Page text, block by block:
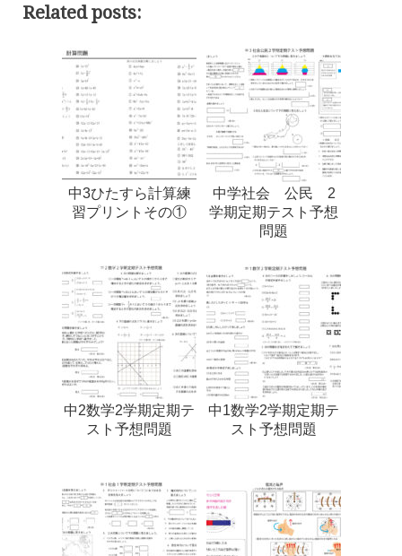
Related posts:
中3ひたすら計算練
習プリントその①
中学社会 公民 2
学期定期テスト予想
問題
中2数学2学期定期テ
スト予想問題
中1数学2学期定期テ
スト予想問題